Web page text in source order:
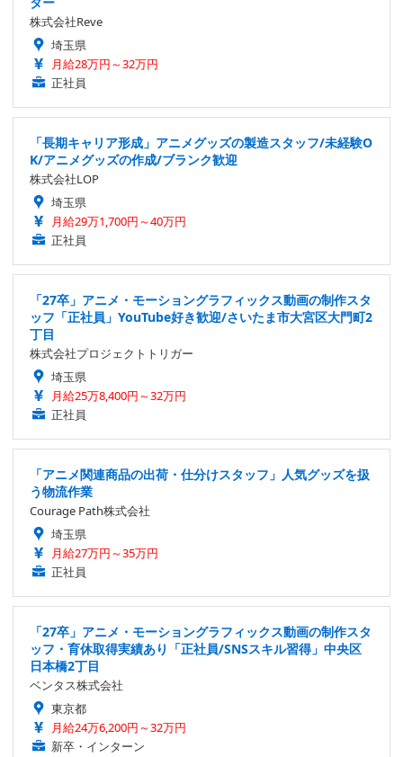
株式会社Reve
埼玉県
月給28万円～32万円
正社員
「長期キャリア形成」アニメグッズの製造スタッフ/未経験O
K/アニメグッズの作成/ブランク歓迎
株式会社LOP
埼玉県
月給29万1,700円～40万円
正社員
「27卒」アニメ・モーショングラフィックス動画の制作スタ
ッフ「正社員」YouTube好き歓迎/さいたま市大宮区大門町2
丁目
株式会社プロジェクトトリガー
埼玉県
月給25万8,400円～32万円
正社員
「アニメ関連商品の出荷・仕分けスタッフ」人気グッズを扱
う物流作業
Courage Path株式会社
埼玉県
月給27万円～35万円
正社員
「27卒」アニメ・モーショングラフィックス動画の制作スタ
ッフ・育休取得実績あり「正社員/SNSスキル習得」中央区
日本橋2丁目
ベンタス株式会社
東京都
月給24万6,200円～32万円
新卒・インターン